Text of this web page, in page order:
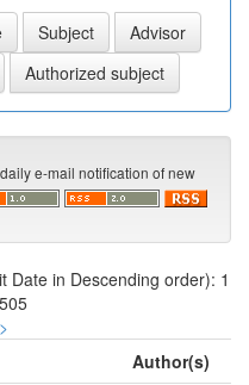
e-mail notification of new
Date in Descending order): 1
Author(s)